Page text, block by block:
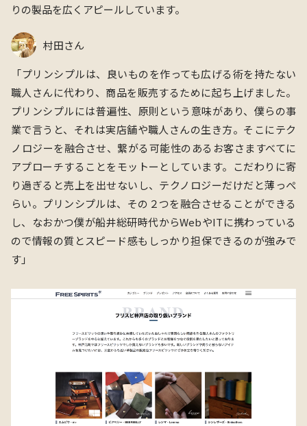
りの製品を広くアピールしています。
村田さん
「プリンシプルは、良いものを作っても広げる術を持たない
職人さんに代わり、商品を販売するために起ち上げました。
プリンシプルには普遍性、原則という意味があり、僕らの事
業で言うと、それは実店舗や職人さんの生き方。そこにテク
ノロジーを融合させ、繋がる可能性のあるお客さますべてに
アプローチすることをモットーとしています。こだわりに寄
り過ぎると売上を出せないし、テクノロジーだけだと薄っぺ
らい。プリンシプルは、その２つを融合させることができる
し、なおかつ僕が船井総研時代からWebやITに携わっている
ので情報の質とスピード感もしっかり担保できるのが強みで
す」